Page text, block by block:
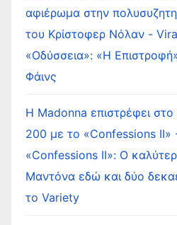
αφιέρωμα στην
του Κρίστοφερ Νόλαν -
«Οδύσσεια»: «Η
Φάινς
Η Madonna επιστρέφει
200 με το «Confessions II»
«Confessions II»: Ο
Μαντόνα εδώ και δύο
το Variety